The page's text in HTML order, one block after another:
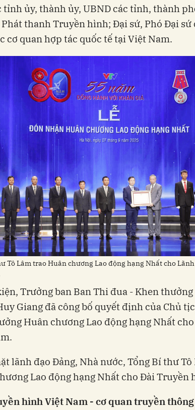
tỉnh ủy, thành ủy, UBND các tỉnh, thành
thanh Truyền hình; Đại sứ, Phó Đại sứ
cơ quan hợp tác quốc tế tại Việt Nam.
Tô Lâm trao Huân chương Lao động hạng Nhất cho
Trưởng ban Ban Thi đua - Khen
Giang đã công bố quyết định của Chủ
Huân chương Lao động hạng Nhất
lãnh đạo Đảng, Nhà nước, Tổng Bí thư Tô
Lao động hạng Nhất cho Đài Truyền
hình Việt Nam - cơ quan truyền